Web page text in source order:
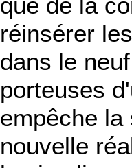
que de la
réinsérer
dans le
porteuses
empêche
nouvelle